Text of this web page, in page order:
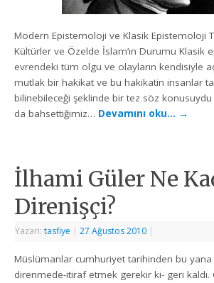
Modern Epistemoloji ve Klasik Epistemoloji
Kültürler ve Özelde İslam’ın Durumu Klasik
evrendeki tüm olgu ve olayların kendisiyle
mutlak bir hakikat ve bu hakikatin insanlar
bilinebileceği şeklinde bir tez söz
da bahsettiğimiz… Devamını oku… →
İlhami Güler Ne
Direnişçi?
Yazarı:tasfiye | 27 Ağustos 2010 |
Müslümanlar cumhuriyet tarihinden bu yana
direnmede-itiraf etmek gerekir ki- geri kaldı.